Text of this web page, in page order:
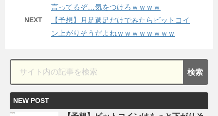
言ってるぞ…気をつけろｗｗｗｗ
NEXT
【予想】月足週足だけでみたらビットコイ
ン上がりそうだよねｗｗｗｗｗｗｗｗ
NEW POST